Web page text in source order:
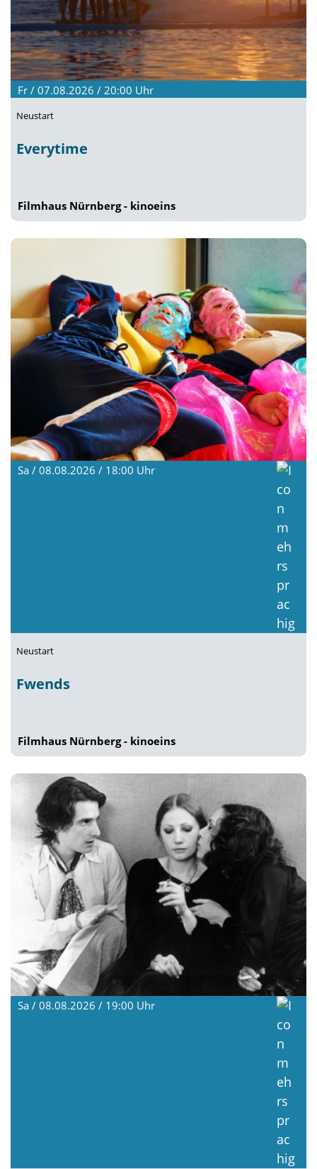
Fr / 07.08.2026 / 20:00 Uhr
Neustart
Everytime
Filmhaus Nürnberg - kinoeins
Sa / 08.08.2026 / 18:00 Uhr
Neustart
Fwends
Filmhaus Nürnberg - kinoeins
Sa / 08.08.2026 / 19:00 Uhr